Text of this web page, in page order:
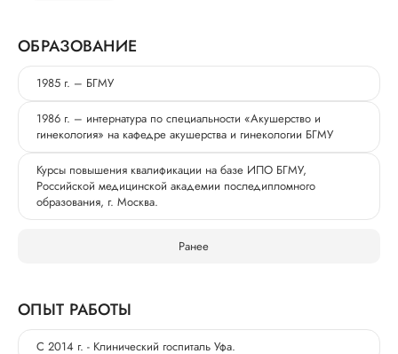
ОБРАЗОВАНИЕ
1985 г. – БГМУ
1986 г. – интернатура по специальности «Акушерство и
гинекология» на кафедре акушерства и гинекологии БГМУ
Курсы повышения квалификации на базе ИПО БГМУ,
Российской медицинской академии последипломного
образования, г. Москва.
Ранее
ОПЫТ РАБОТЫ
С 2014 г. - Клинический госпиталь Уфа.